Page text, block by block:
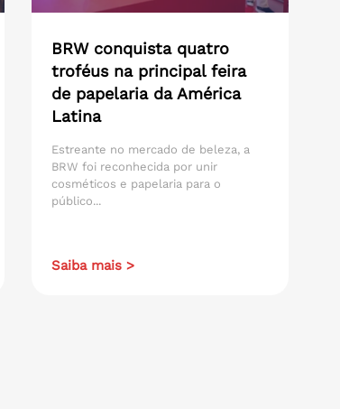
BRW conquista quatro
troféus na principal feira
de papelaria da América
Latina
Estreante no mercado de beleza, a
BRW foi reconhecida por unir
cosméticos e papelaria para o
público...
Saiba mais >